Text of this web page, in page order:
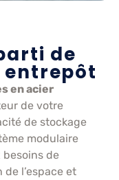
de
entrepôt
en acier
de votre
de stockage
modulaire
besoins de
l’espace et